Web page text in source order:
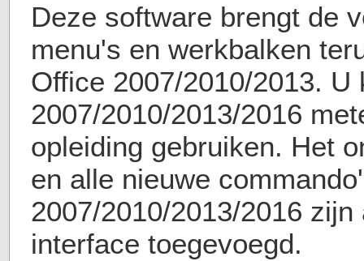
Deze software brengt de
menu's en werkbalken
Office 2007/2010/2013. U
2007/2010/2013/2016
opleiding gebruiken. Het
en alle nieuwe
2007/2010/2013/2016
interface toegevoegd.